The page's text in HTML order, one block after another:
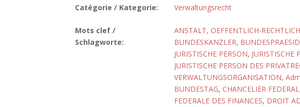
Catégorie / Kategorie: Verwaltungsrecht
Mots clef /
Schlagworte:
ANSTALT, OEFFENTLICH-
BUNDESKANZLER,
JURISTISCHE PERSON, JURISTISCHE
JURISTISCHE PERSON DES
VERWALTUNGSORGANISATION,
BUNDESTAG, CHANCELIER FEDERAL
FEDERALE DES FINANCES, DROIT